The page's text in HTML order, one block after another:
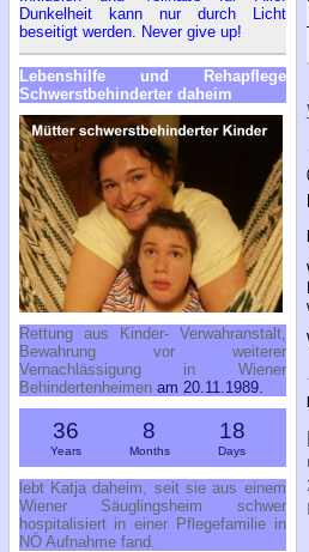
Dunkelheit kann nur durch Licht
beseitigt werden. Never give up!
Lebenshilfe und Rehapflege
Schwerstbehinderter daheim
Rettung aus Kinder- Verwahranstalt,
Bewahrung vor weiterer
Vernachlässigung in Wiener
Behindertenheimenam 20.11.1989.
36
Years
8
Months
18
Days
lebt Katja daheim, seit sie aus einem
Wiener Säuglingsheim schwer
hospitalisiert in einer Pflegefamilie in
NÖ Aufnahme fand.